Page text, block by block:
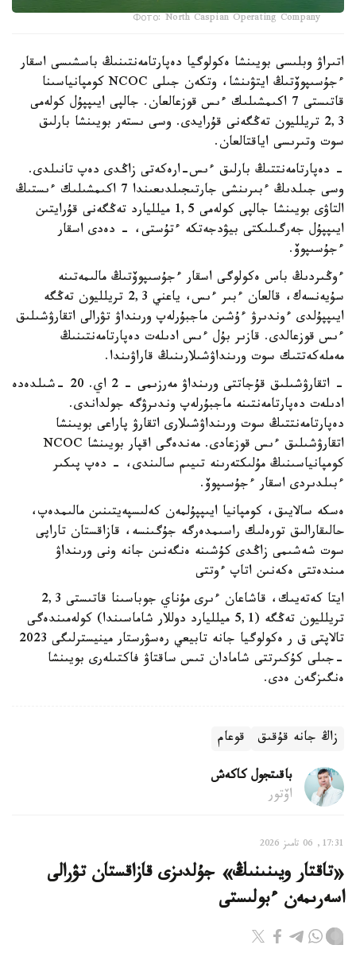
Фото: North Caspian Operating Company
اتىراۋ وبلىسى بويىنشا ەكولوگيا دەپارتامەنتىنىڭ باسشىسى اسقار
ءجۇسىپوۆتىڭ ايتۋىنشا، وتكەن جىلى NCOC كومپانياسىنا
قاتىستى 7 اكىمشىلىك ءىس قوزعالعان. جالپى ايىپپۇل كولەمى
2,3 تريلليون تەڭگەنى قۇرايدى. وسى ىستەر بويىنشا بارلىق
سوت وتىرىسى اياقتالعان.
- دەپارتامەنتتىڭ بارلىق ءىس-ارەكەتى زاڭدى دەپ تانىلدى.
وسى جىلدىڭ ءبىرىنشى جارتىجىلدىعىندا 7 اكىمشىلىك ءىستىڭ
التاۋى بويىنشا جالپى كولەمى 1,5 ميلليارد تەڭگەنى قۇرايتىن
ايىپپۇل جەرگىلىكتى بيۋدجەتكە ءتۇستى، - دەدى اسقار
ءجۇسىپوۆ.
ءوڭىردىڭ باس ەكولوگى اسقار ءجۇسىپوۆتىڭ مالىمەتىنە
سۇيەنسەك، قالعان ءبىر ءىس، ياعني 2,3 تريلليون تەڭگە
ايىپپۇلدى ءوندىرۋ ءۇشىن ماجبۇرلەپ ورىنداۋ تۋرالى اتقارۋشىلىق
ءىس قوزعالدى. قازىر بۇل ءىس ادىلەت دەپارتامەنتىنىڭ
مەملەكەتتىك سوت ورىنداۋشىلارىنىڭ قاراۋىندا.
- اتقارۋشىلىق قۇجاتتى ورىنداۋ مەرزىمى - 2 اي. 20 -شىلدەدە
ادىلەت دەپارتامەنتىنە ماجبۇرلەپ وندىرۋگە جولداندى.
دەپارتامەنتتىڭ سوت ورىنداۋشىلارى اتقارۋ پاراعى بويىنشا
اتقارۋشىلىق ءىس قوزعادى. مەندەگى اقپار بويىنشا NCOC
كومپانياسىنىڭ مۇلىكتەرىنە تىيىم سالىندى، - دەپ پىكىر
ءبىلدىردى اسقار ءجۇسىپوۆ.
ەسكە سالايىق، كومپانيا ايىپپۇلمەن كەلىسپەيتىنىن مالىمدەپ،
حالىقارالىق تورەلىك راسىمدەرگە جۇگىنسە، قازاقستان تاراپى
سوت شەشىمى زاڭدى كۇشىنە ەنگەنىن جانە ونى ورىنداۋ
مىندەتتى ەكەنىن اتاپ ءوتتى
ايتا كەتەيىك، قاشاعان ءىرى مۇناي جوباسىنا قاتىستى 2,3
تريلليون تەڭگە (5,1 ميلليارد دوللار شاماسىندا) كولەمىندەگى
تالاپتى ق ر ەكولوگيا جانە تابيعي رەسۋرستار مينيسترلىگى 2023
-جىلى كۇكىرتتى شامادان تىس ساقتاۋ فاكتىلەرى بويىنشا
ەنگىزگەن ەدى.
زاڭ جانە قۇقىق قوعام
باقىتجول كاكەش
اۆتور
17:31, 06 تامىز 2026
«تاقتار ويىنىنىڭ» جۇلدىزى قازاقستان تۋرالى
اسەرىمەن ءبولىستى